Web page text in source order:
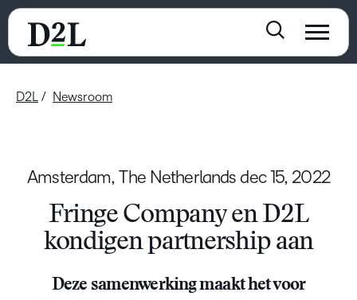
D2L Newsroom
Amsterdam, The Netherlandsdec 15, 2022
Fringe Company en D2L
kondigen partnership aan
Deze samenwerking maakt het voor